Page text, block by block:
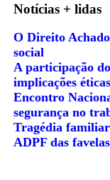
Notícias + lidas
O Direito
social
A participação
implicações éticas
Encontro
segurança no
Tragédia familiar
ADPF das